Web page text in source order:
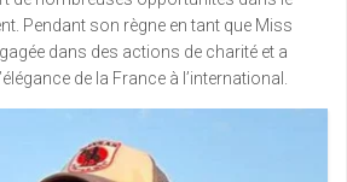
Pendant son règne en tant que Miss
dans des actions de charité et a
de la France à l’international.